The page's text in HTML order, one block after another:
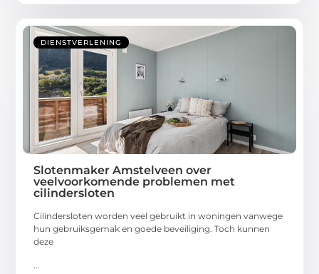
DIENSTVERLENING
Slotenmaker Amstelveen over
veelvoorkomende problemen met
cilindersloten
Cilindersloten worden veel gebruikt in woningen vanwege
hun gebruiksgemak en goede beveiliging. Toch kunnen
deze